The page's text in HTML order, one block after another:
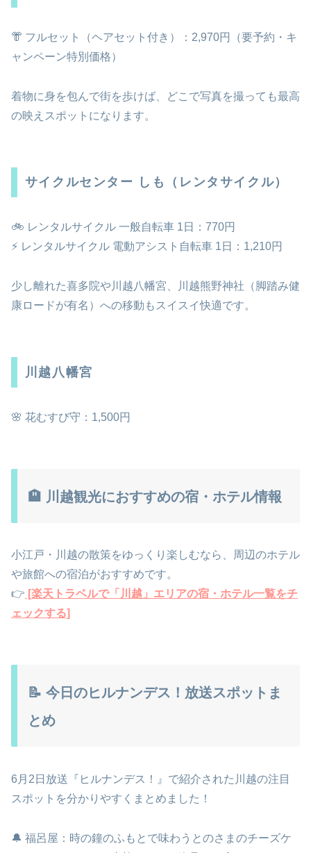
👘 フルセット（ヘアセット付き）：2,970円（要予約・キ
ャンペーン特別価格）
着物に身を包んで街を歩けば、どこで写真を撮っても最高
の映えスポットになります。
サイクルセンター しも（レンタサイクル）
🚲 レンタルサイクル 一般自転車 1日：770円
⚡ レンタルサイクル 電動アシスト自転車 1日：1,210円
少し離れた喜多院や川越八幡宮、川越熊野神社（脚踏み健
康ロードが有名）への移動もスイスイ快適です。
川越八幡宮
🌸 花むすび守：1,500円
🏨 川越観光におすすめの宿・ホテル情報
小江戸・川越の散策をゆっくり楽しむなら、周辺のホテル
や旅館への宿泊がおすすめです。
👉 [楽天トラベルで「川越」エリアの宿・ホテル一覧をチ
ェックする]
📝 今日のヒルナンデス！放送スポットま
とめ
6月2日放送『ヒルナンデス！』で紹介された川越の注目
スポットを分かりやすくまとめました！
🔔 福呂屋：時の鐘のふもとで味わうとのさまのチーズケ